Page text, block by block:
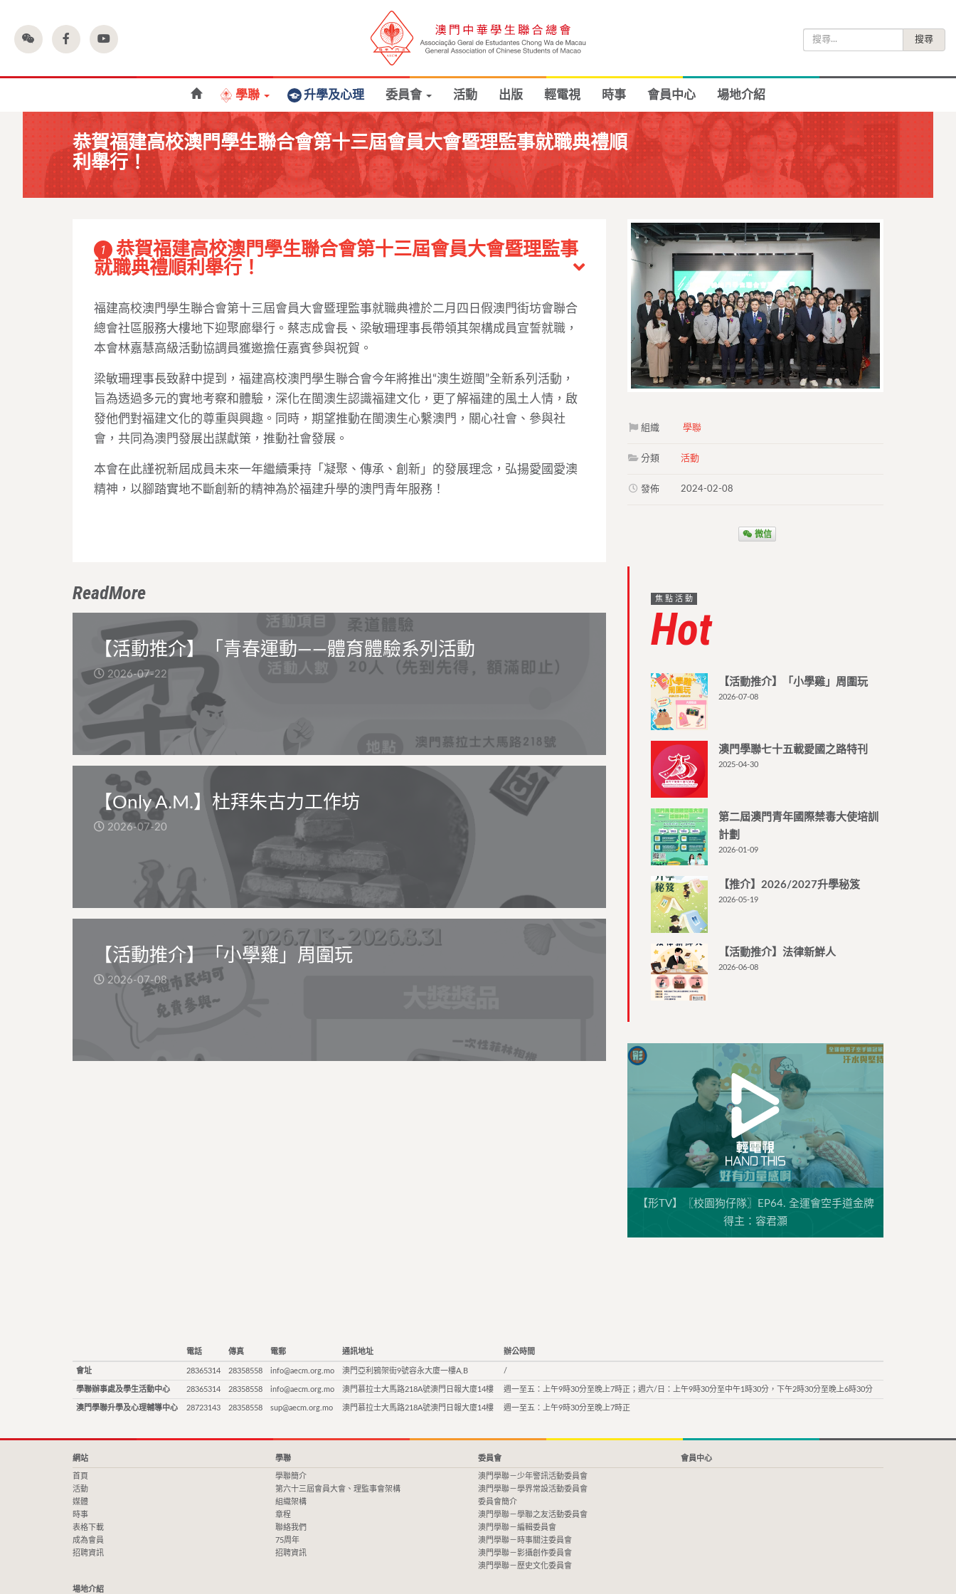
尋
學聯 升學及心理 委員會 活動 出版 輕電視 時事 會員中心 場地介紹
恭賀福建高校澳門學生聯合會第十三屆會員大會暨理監事就職典禮順
利舉行！
1
恭賀福建高校澳門學生聯合會第十三屆會員大會暨理監事
就職典禮順利舉行！
福建高校澳門學生聯合會第十三屆會員大會暨理監事就職典禮於二月四日假澳門街坊會聯合
總會社區服務大樓地下迎聚廊舉行。蔡志成會長、梁敏珊理事長帶領其架構成員宣誓就職，
本會林嘉慧高級活動協調員獲邀擔任嘉賓參與祝賀。
梁敏珊理事長致辭中提到，福建高校澳門學生聯合會今年將推出“澳生遊閩”全新系列活動，
旨為透過多元的實地考察和體驗，深化在閩澳生認識福建文化，更了解福建的風土人情，啟
發他們對福建文化的尊重與興趣。同時，期望推動在閩澳生心繫澳門，關心社會、參與社
會，共同為澳門發展出謀獻策，推動社會發展。
本會在此謹祝新屆成員未來一年繼續秉持「凝聚、傳承、創新」的發展理念，弘揚愛國愛澳
精神，以腳踏實地不斷創新的精神為於福建升學的澳門青年服務！
ReadMore
【活動推介】「青春運動——體育體驗系列活動
2026-07-22
【Only A.M.】杜拜朱古力工作坊
2026-07-20
【活動推介】「小學雞」周圍玩
2026-07-08
組織 學聯
分類 活動
發佈 2024-02-08
微信
焦點活動
Hot
【活動推介】「小學雞」周圍玩
2026-07-08
澳門學聯七十五載愛國之路特刊
2025-04-30
第二屆澳門青年國際禁毒大使培訓
計劃
2026-01-09
【推介】2026/2027升學秘笈
2026-05-19
【活動推介】法律新鮮人
2026-06-08
【形TV】〖校園狗仔隊〗EP64. 全運會空手道金牌
得主：容君灝
電話 傳真 電郵 通訊地址 辦公時間
會址 28365314 28358558 info@aecm.org.mo 澳門亞利鴉架街9號容永大廈一樓A,B /
學聯辦事處及學生活動中心 28365314 28358558 info@aecm.org.mo 澳門慕拉士大馬路218A號澳門日報大廈14樓 週一至五：上午9時30分至晚上7時正；週六/日：上午9時30分至中午1時30分，下午2時30分至晚上6時30分
澳門學聯升學及心理輔導中心 28723143 28358558 sup@aecm.org.mo 澳門慕拉士大馬路218A號澳門日報大廈14樓 週一至五：上午9時30分至晚上7時正
網站
首頁
活動
媒體
時事
表格下載
成為會員
招聘資訊
學聯
學聯簡介
第六十三屆會員大會、理監事會架構
組織架構
章程
聯絡我們
75周年
招聘資訊
委員會
澳門學聯－少年警訊活動委員會
澳門學聯－學界常設活動委員會
委員會簡介
澳門學聯－學聯之友活動委員會
澳門學聯－編輯委員會
澳門學聯－時事關注委員會
澳門學聯－影攝創作委員會
澳門學聯－歷史文化委員會
會員中心
場地介紹